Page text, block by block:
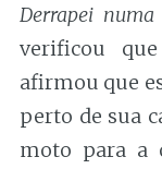
Derrapei numa
verificou
afirmou que
perto de sua
moto para a